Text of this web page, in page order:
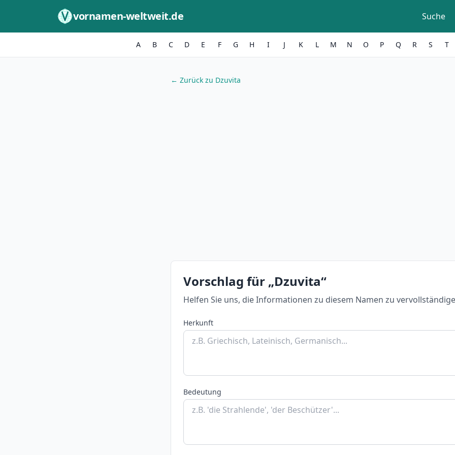
vornamen-weltweit.de Suche
A B C D E F G H I J K L M N O P Q R S T
← Zurück zu Dzuvita
Vorschlag für „Dzuvita“
Helfen Sie uns, die Informationen zu diesem Namen zu
Herkunft
Bedeutung